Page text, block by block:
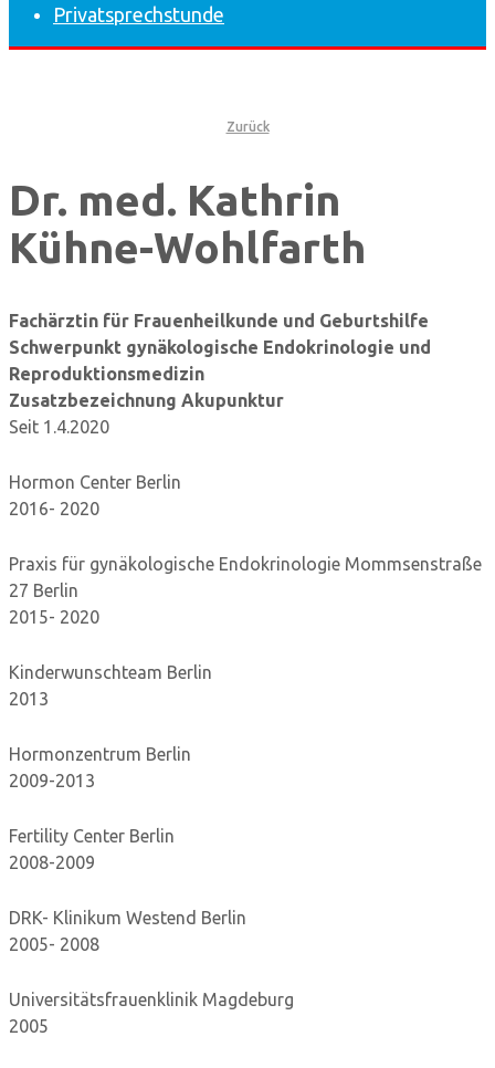
Privatsprechstunde
Zurück
Dr. med. Kathrin
Kühne-Wohlfarth
Fachärztin für Frauenheilkunde und Geburtshilfe
Schwerpunkt gynäkologische Endokrinologie und
Reproduktionsmedizin
Zusatzbezeichnung Akupunktur
Seit 1.4.2020
Hormon Center Berlin
2016- 2020
Praxis für gynäkologische Endokrinologie Mommsenstraße
27 Berlin
2015- 2020
Kinderwunschteam Berlin
2013
Hormonzentrum Berlin
2009-2013
Fertility Center Berlin
2008-2009
DRK- Klinikum Westend Berlin
2005- 2008
Universitätsfrauenklinik Magdeburg
2005